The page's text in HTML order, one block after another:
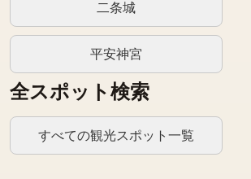
二条城
平安神宮
全スポット検索
すべての観光スポット一覧